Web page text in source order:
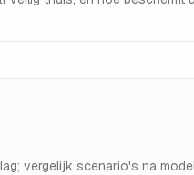
vergelijk scenario's na